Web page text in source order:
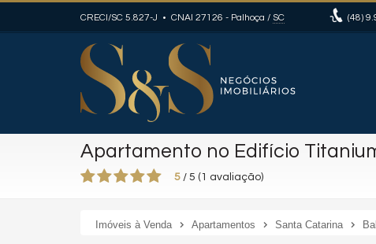
CRECI/SC 5.827-J • CNAI 27126 - Palhoça / SC (48)
Apartamento no Edifício
5 / 5 ( 1 avaliação)
Imóveis à Venda Apartamentos Santa Catarina